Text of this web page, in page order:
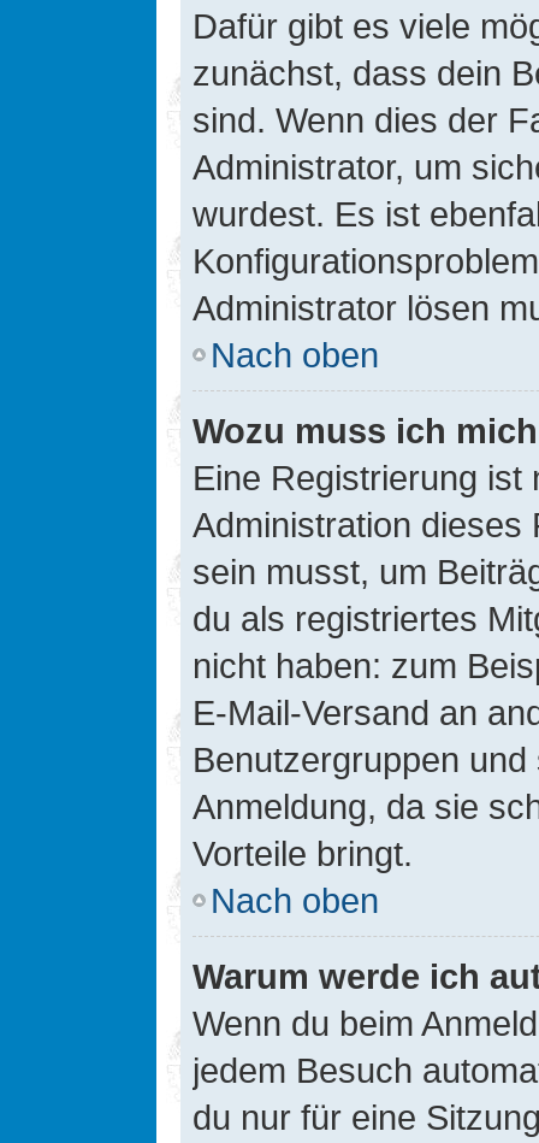
Dafür gibt es viele
zunächst, dass dein
sind. Wenn dies der
Administrator, um
wurdest. Es ist
Administrator lösen
Nach oben
Wozu muss ich
Eine Registrierung ist
Administration dieses
sein musst, um
du als registriertes
nicht haben: zum
E-Mail-Versand an
Benutzergruppen
Anmeldung, da sie
Vorteile bringt.
Nach oben
Warum werde ich
Wenn du beim
jedem Besuch
du nur für eine